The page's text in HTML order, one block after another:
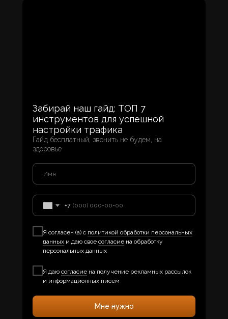
Забирай наш гайд: ТОП 7
инструментов для успешной
настройки трафика
Гайд бесплатный, звонить не будем, на
здоровье
+7
Я согласен (а) с политикой обработки персональных
данных и даю свое согласие на обработку
персональных данных
Я даю согласие на получение рекламных рассылок
и информационных писем
Мне нужно